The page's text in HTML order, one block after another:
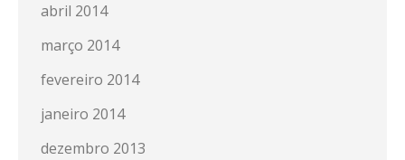
abril 2014
março 2014
fevereiro 2014
janeiro 2014
dezembro 2013